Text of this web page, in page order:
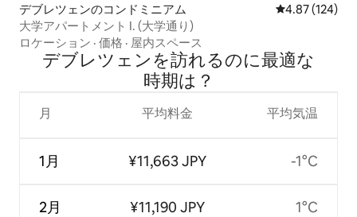
デブレツェンのコンドミニアム レビュー124
4.87 (124)
大学アパートメント I. (大学通り)
ロケーション · 価格 · 屋内スペース
デブレツェンを訪⁠れ⁠るの⁠に最⁠適⁠な
時⁠期⁠は⁠？
月
1月
2月
平均料金
¥11,663 JPY
¥11,190 JPY
平均気温
-1°C
1°C